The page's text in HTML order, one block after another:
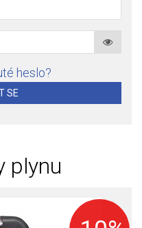
heslo?
SE
plynu